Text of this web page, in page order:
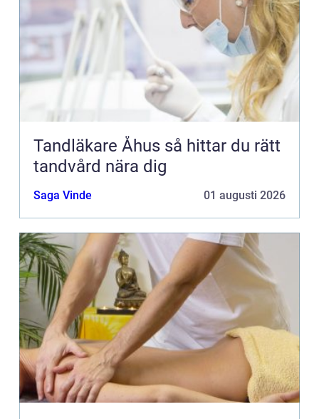
Tandläkare Åhus så hittar du rätt
tandvård nära dig
Saga Vinde 01 augusti 2026